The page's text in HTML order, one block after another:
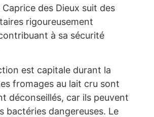
des Dieux suit des
rigoureusement
à sa sécurité
est capitale durant la
fromages au lait cru sont
déconseillés, car ils peuvent
bactéries dangereuses. Le